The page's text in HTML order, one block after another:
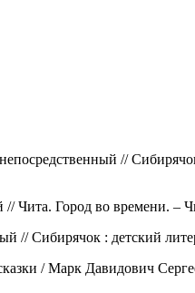
//
Чита. Город во времени. –
// Сибирячок : детский
/ Марк Давидович